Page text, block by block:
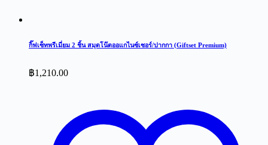
กิ๊ฟเซ็ทพรีเมี่ยม 2 ชิ้น สมุดโน๊ตออแกไนซ์เซอร์/ปากกา (Giftset Premium)
฿1,210.00